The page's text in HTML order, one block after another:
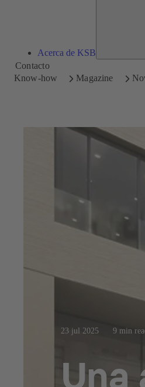
Acerca de KSB
Contacto
Know-how
Magazine
23 jul 2025 9 min